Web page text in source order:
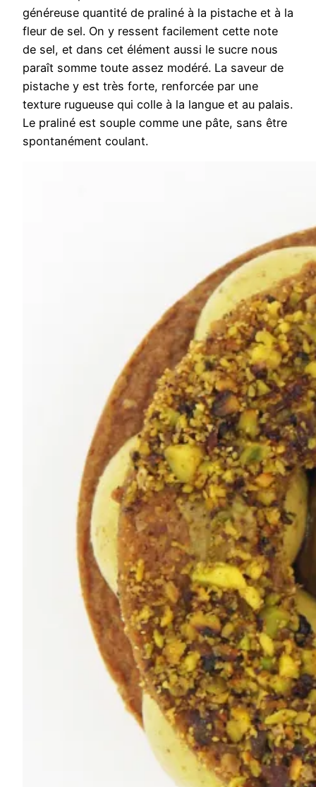
généreuse quantité de praliné à la pistache et à la
fleur de sel. On y ressent facilement cette note
de sel, et dans cet élément aussi le sucre nous
paraît somme toute assez modéré. La saveur de
pistache y est très forte, renforcée par une
texture rugueuse qui colle à la langue et au palais.
Le praliné est souple comme une pâte, sans être
spontanément coulant.